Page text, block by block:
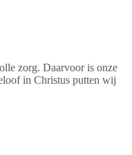
zorg. Daarvoor is onze
in Christus putten wij